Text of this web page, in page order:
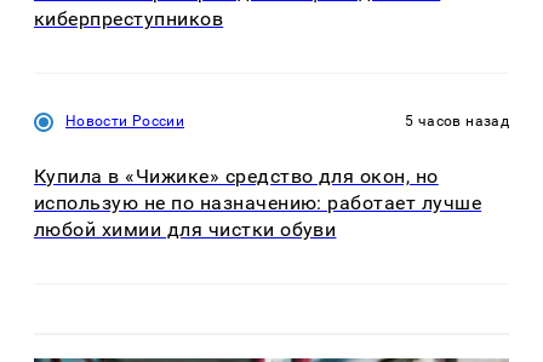
киберпреступников
Новости России 5 часов назад
Купила в «Чижике» средство для окон, но
использую не по назначению: работает лучше
любой химии для чистки обуви